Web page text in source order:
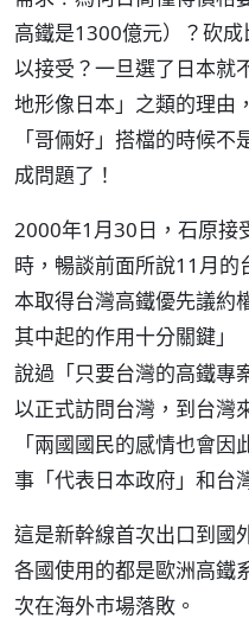
高鐵是1300億元）？砍
以接受？一旦選了日本就
地形像日本」之類的理由
「哥倆好」搭檔的時候
成問題了！
2000年1月30日，石原接
時，暢談前面所說11月的
本取得台灣高鐵優先議約
其中起的作用十分關鍵」
說過「只要台灣的高鐵專
以正式訪問台灣，到台灣
「兩國國民的感情也會
事「代表日本政府」和台
這是新幹線首次出口到國
各國使用的都是歐洲高鐵
次在海外市場落敗。